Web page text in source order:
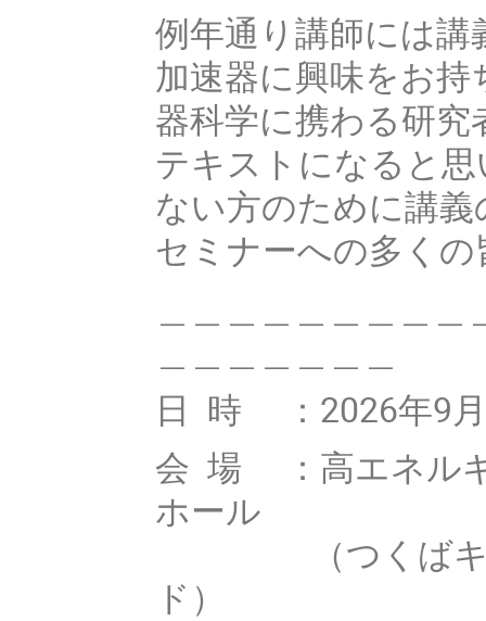
例年通り講師には
加速器に興味をお
器科学に携わる研
テキストになると
ない方のために講義
セミナーへの多く
日 時 ：2026年9月
会 場 ：高エネル
ホール
（つくばキャ
ド）